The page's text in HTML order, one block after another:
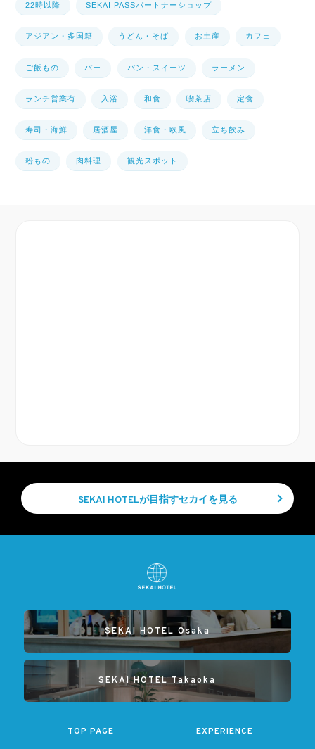
22時以降 SEKAI PASSパートナーショップ
アジアン・多国籍 うどん・そば お土産 カフェ
ご飯もの バー パン・スイーツ ラーメン
ランチ営業有 入浴 和食 喫茶店 定食
寿司・海鮮 居酒屋 洋食・欧風 立ち飲み
粉もの 肉料理 観光スポット
SEKAI HOTELが目指すセカイを見る
SEKAI HOTEL Osaka
SEKAI HOTEL Takaoka
TOP PAGE EXPERIENCE